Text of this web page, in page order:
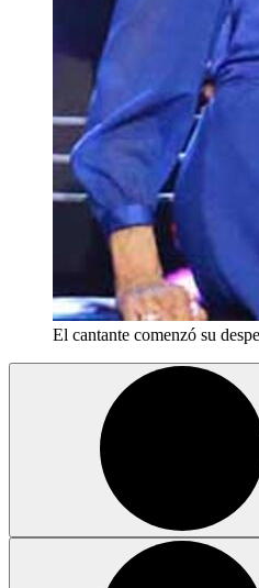
El cantante comenzó su